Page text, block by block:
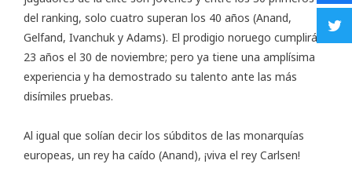
del ranking, solo cuatro superan los 40 años (Anand,
Gelfand, Ivanchuk y Adams). El prodigio noruego cumplirá
23 años el 30 de noviembre; pero ya tiene una amplísima
experiencia y ha demostrado su talento ante las más
disímiles pruebas.
Al igual que solían decir los súbditos de las monarquías
europeas, un rey ha caído (Anand), ¡viva el rey Carlsen!